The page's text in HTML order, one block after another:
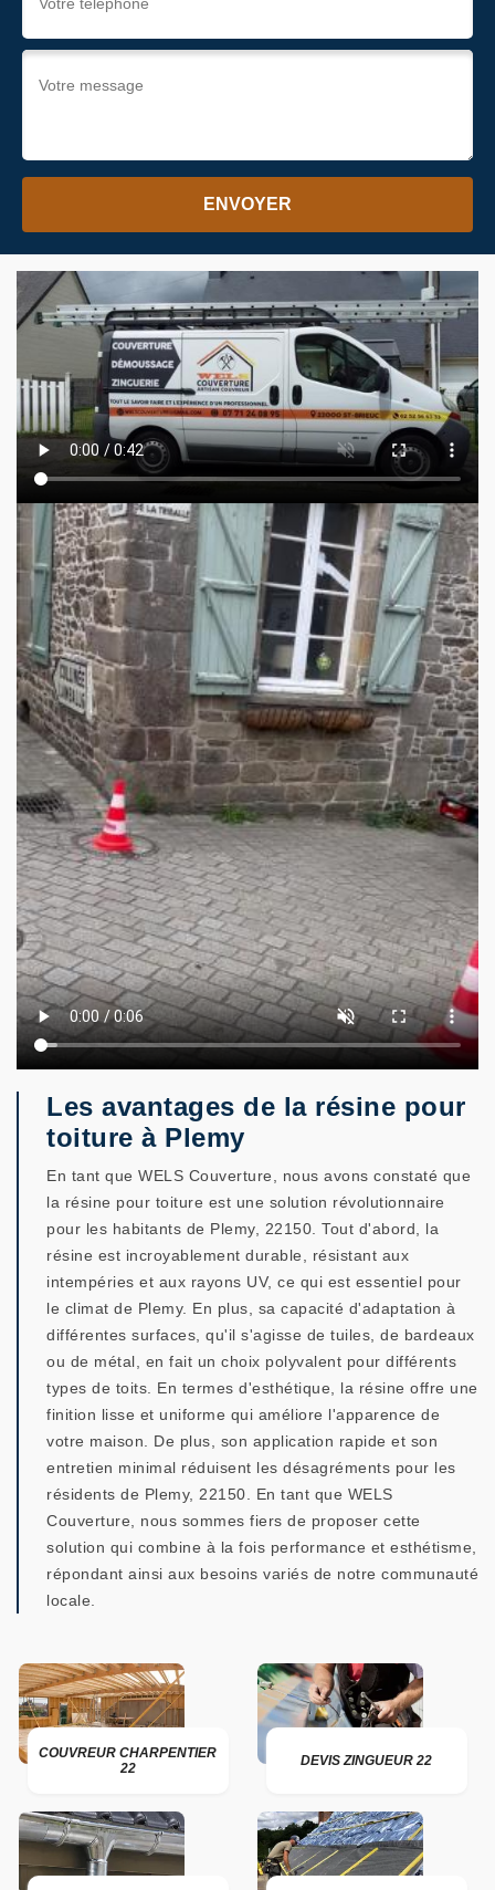
Les avantages de la résine pour
toiture à Plemy
En tant que WELS Couverture, nous avons constaté que
la résine pour toiture est une solution révolutionnaire
pour les habitants de Plemy, 22150. Tout d'abord, la
résine est incroyablement durable, résistant aux
intempéries et aux rayons UV, ce qui est essentiel pour
le climat de Plemy. En plus, sa capacité d'adaptation à
différentes surfaces, qu'il s'agisse de tuiles, de bardeaux
ou de métal, en fait un choix polyvalent pour différents
types de toits. En termes d'esthétique, la résine offre une
finition lisse et uniforme qui améliore l'apparence de
votre maison. De plus, son application rapide et son
entretien minimal réduisent les désagréments pour les
résidents de Plemy, 22150. En tant que WELS
Couverture, nous sommes fiers de proposer cette
solution qui combine à la fois performance et esthétisme,
répondant ainsi aux besoins variés de notre communauté
locale.
COUVREUR CHARPENTIER
22
DEVIS ZINGUEUR 22